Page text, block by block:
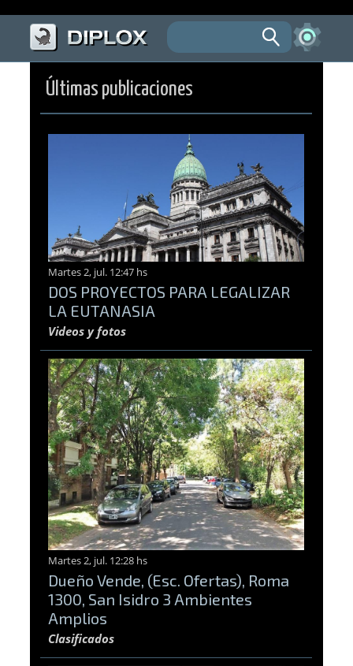
Últimas publicaciones
Martes 2, jul. 12:47 hs
DOS PROYECTOS PARA LEGALIZAR
LA EUTANASIA
Videos y fotos
Martes 2, jul. 12:28 hs
Dueño Vende, (Esc. Ofertas), Roma
1300, San Isidro 3 Ambientes
Amplios
Clasificados